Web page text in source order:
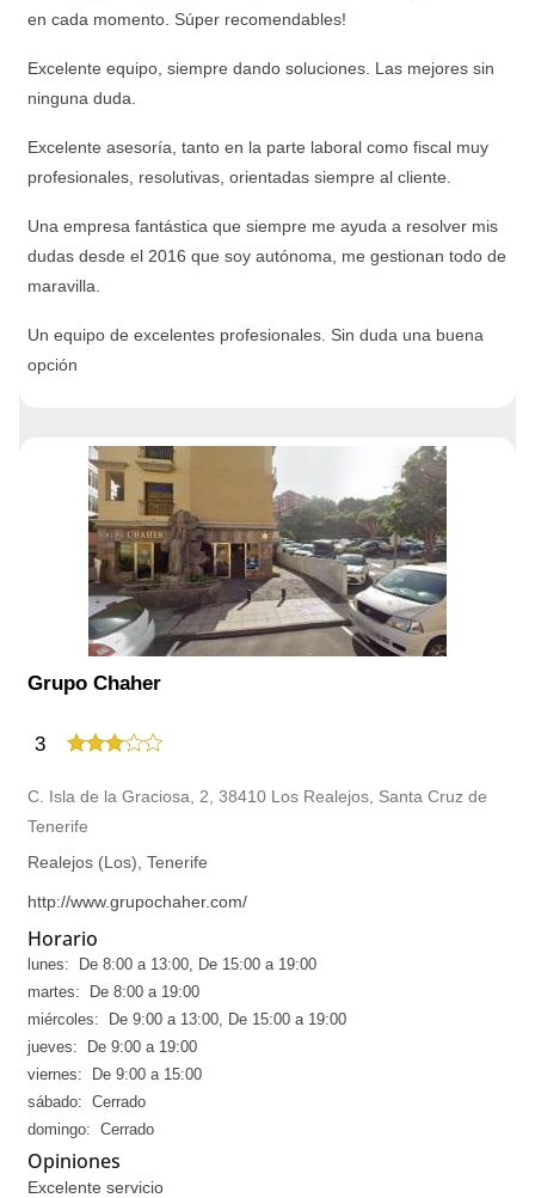
en cada momento. Súper recomendables!
Excelente equipo, siempre dando soluciones. Las mejores sin
ninguna duda.
Excelente asesoría, tanto en la parte laboral como fiscal muy
profesionales, resolutivas, orientadas siempre al cliente.
Una empresa fantástica que siempre me ayuda a resolver mis
dudas desde el 2016 que soy autónoma, me gestionan todo de
maravilla.
Un equipo de excelentes profesionales. Sin duda una buena
opción
Grupo Chaher
3
C. Isla de la Graciosa, 2, 38410 Los Realejos, Santa Cruz de
Tenerife
Realejos (Los), Tenerife
http://www.grupochaher.com/
Horario
lunes: De 8:00 a 13:00, De 15:00 a 19:00
martes: De 8:00 a 19:00
miércoles: De 9:00 a 13:00, De 15:00 a 19:00
jueves: De 9:00 a 19:00
viernes: De 9:00 a 15:00
sábado: Cerrado
domingo: Cerrado
Opiniones
Excelente servicio